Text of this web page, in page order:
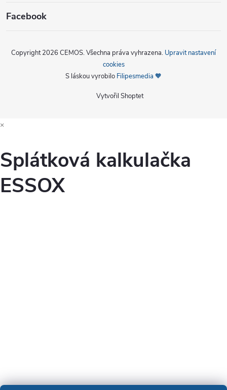
Facebook
Vytvořil Shoptet
Copyright 2026 CEMOS. Všechna práva vyhrazena. Upravit nastavení
cookies
S láskou vyrobilo Filipesmedia 🧡
×
Splátková kalkulačka
ESSOX